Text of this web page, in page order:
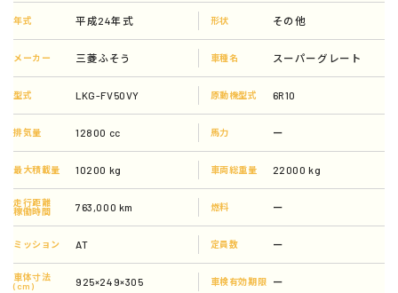
年式 平成24年式 形状 その他
メーカー 三菱ふそう 車種名 スーパーグレート
型式 LKG-FV50VY 原動機型式 6R10
排気量 12800 cc 馬力 ー
最大積載量 10200 kg 車両総重量 22000 kg
走行距離
稼働時間
763,000 km 燃料 ー
ミッション AT 定員数 ー
車体寸法
(cm)
925×249×305 車検有効期限 ー